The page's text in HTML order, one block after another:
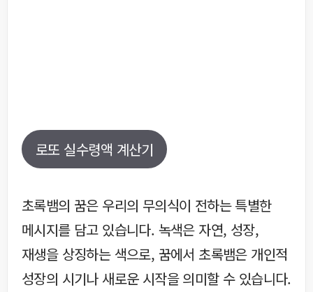
로또 실수령액 계산기
초록뱀의 꿈은 우리의 무의식이 전하는 특별한
메시지를 담고 있습니다. 녹색은 자연, 성장,
재생을 상징하는 색으로, 꿈에서 초록뱀은 개인적
성장의 시기나 새로운 시작을 의미할 수 있습니다.